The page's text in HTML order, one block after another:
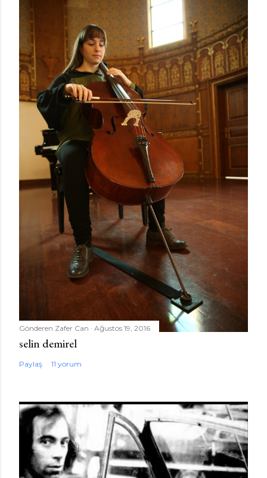
Gönderen Zafer Can Ağustos 19, 2016
selin demirel
Paylaş 11 yorum